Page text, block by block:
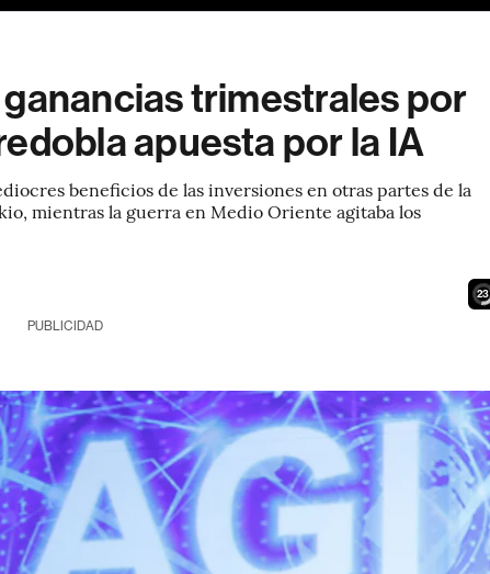
trimestrales por
apuesta por la IA
beneficios de las inversiones en otras partes de la
mientras la guerra en Medio Oriente agitaba los
21
PUBLICIDAD